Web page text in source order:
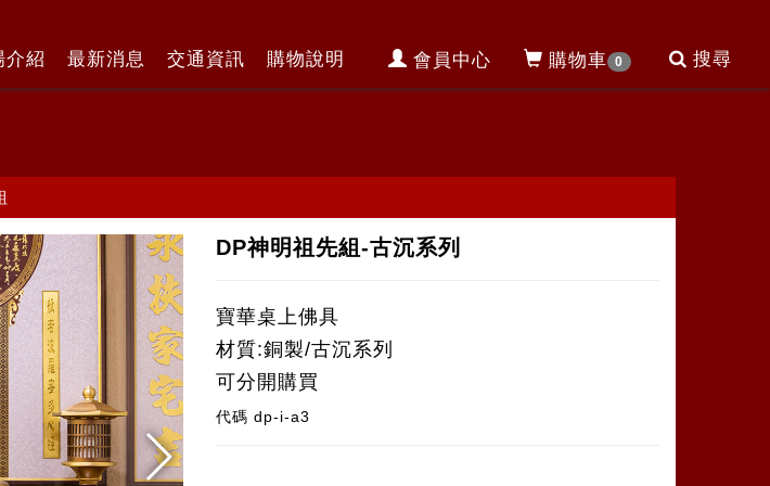
會員中心 購物車 0 搜尋
介紹 最新消息 交通資訊 購物說明
DP神明祖先組-古沉系列
寶華桌上佛具
材質:銅製/古沉系列
可分開購買
代碼dp-i-a3